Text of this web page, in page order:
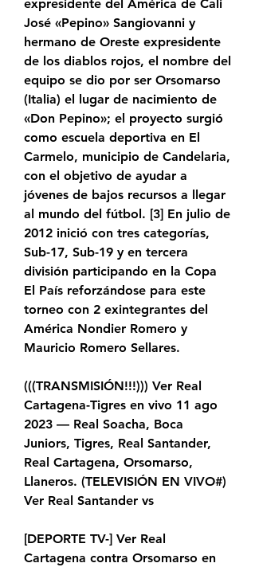
expresidente del América de Cali
José «Pepino» Sangiovanni y
hermano de Oreste expresidente
de los diablos rojos, el nombre del
equipo se dio por ser Orsomarso
(Italia) el lugar de nacimiento de
«Don Pepino»; el proyecto surgió
como escuela deportiva en El
Carmelo, municipio de Candelaria,
con el objetivo de ayudar a
jóvenes de bajos recursos a llegar
al mundo del fútbol. [3]​ En julio de
2012 inició con tres categorías,
Sub-17, Sub-19 y en tercera
división participando en la Copa
El País reforzándose para este
torneo con 2 exintegrantes del
América Nondier Romero y
Mauricio Romero Sellares.
(((TRANSMISIÓN!!!))) Ver Real
Cartagena-Tigres en vivo 11 ago
2023 — Real Soacha, Boca
Juniors, Tigres, Real Santander,
Real Cartagena, Orsomarso,
Llaneros. (TELEVISIÓN EN VIVO#)
Ver Real Santander vs
[DEPORTE TV-] Ver Real
Cartagena contra Orsomarso en